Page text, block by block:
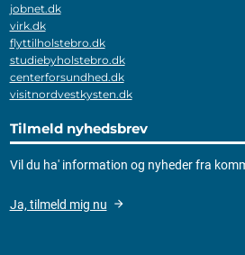
jobnet.dk
virk.dk
flyttilholstebro.dk
studiebyholstebro.dk
centerforsundhed.dk
visitnordvestkysten.dk
Tilmeld nyhedsbrev
Vil du ha' information og nyheder fra
Ja, tilmeld mig nu